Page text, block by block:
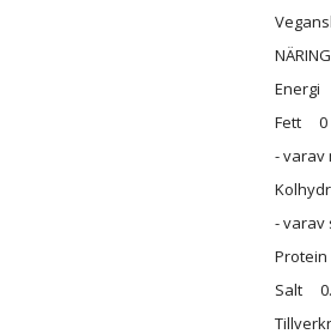
Energi
Fett 0
-
-
Salt